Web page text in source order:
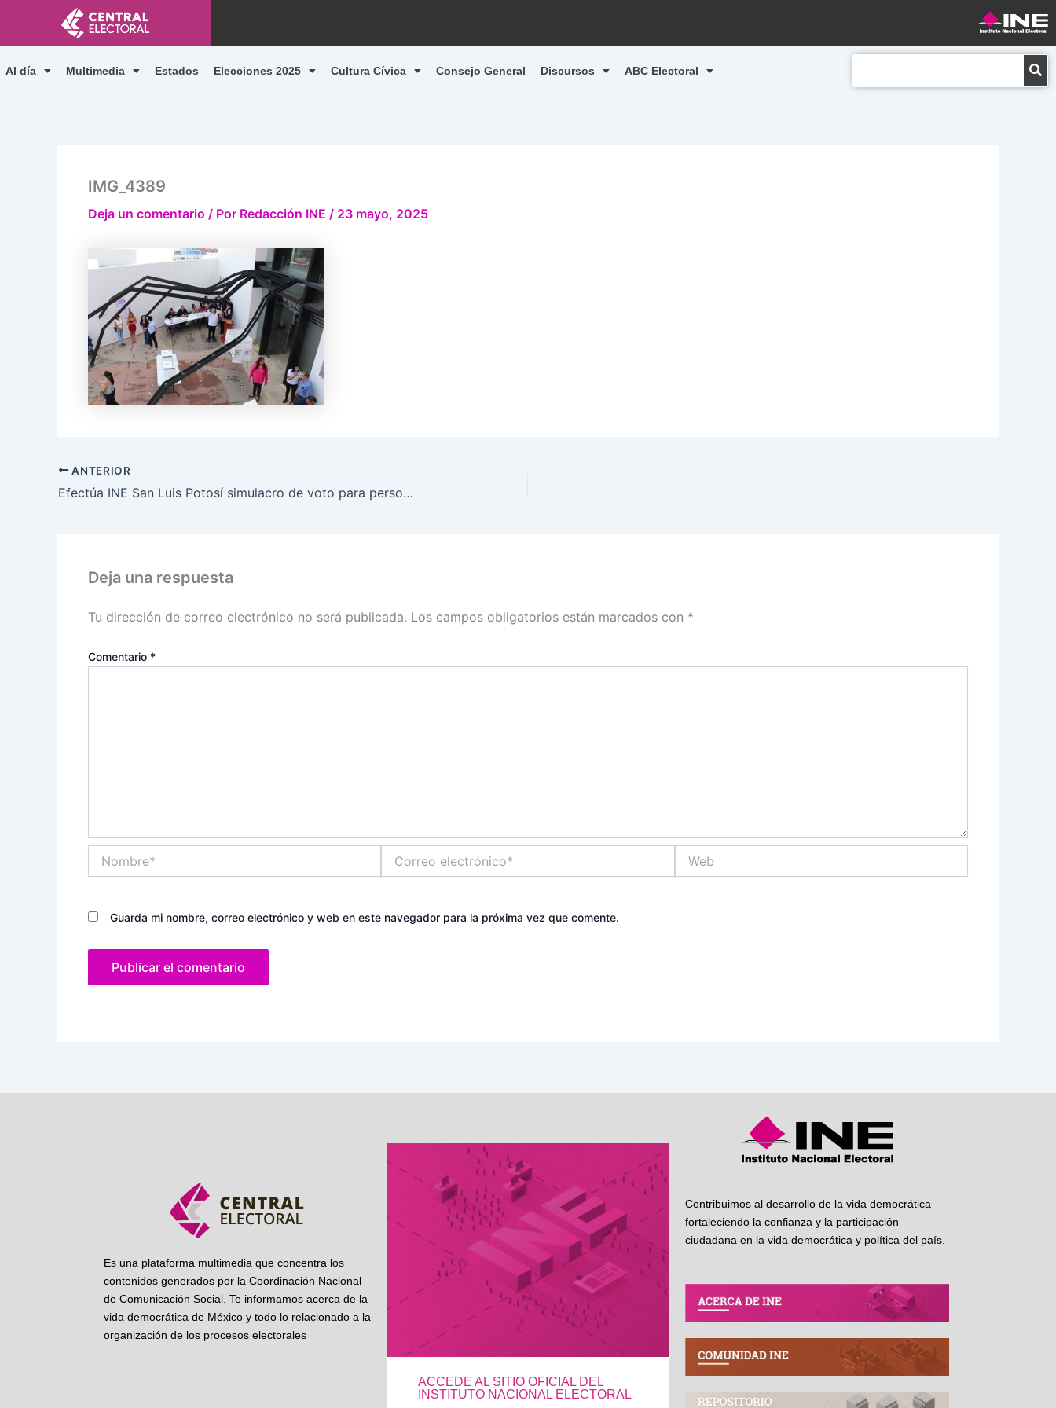
contenido
Al día Multimedia Estados Elecciones 2025 Cultura Cívica Consejo General Discursos ABC Electoral
IMG_4389
Deja un comentario / Por Redacción INE / 23 mayo, 2025
ANTERIOR
Efectúa INE San Luis Potosí simulacro de voto para personas con capacidades diferentes
Deja una respuesta
Tu dirección de correo electrónico no será publicada. Los campos obligatorios están marcados con *
Comentario *
electrónico*
Guarda mi nombre, correo electrónico y web en este navegador para la próxima vez que comente.
Es una plataforma multimedia que concentra los
contenidos generados por la Coordinación Nacional
de Comunicación Social. Te informamos acerca de la
vida democrática de México y todo lo relacionado a la
organización de los procesos electorales
ACCEDE AL SITIO OFICIAL DEL
INSTITUTO NACIONAL ELECTORAL
Contribuimos al desarrollo de la vida democrática
fortaleciendo la confianza y la participación
ciudadana en la vida democrática y política del país.